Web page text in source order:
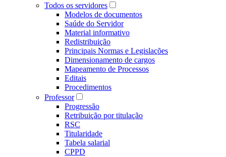
Todos os servidores
Modelos de documentos
Saúde do Servidor
Material informativo
Redistribuição
Principais Normas e Legislações
Dimensionamento de cargos
Mapeamento de Processos
Editais
Procedimentos
Professor
Progressão
Retribuição por titulação
RSC
Titularidade
Tabela salarial
CPPD